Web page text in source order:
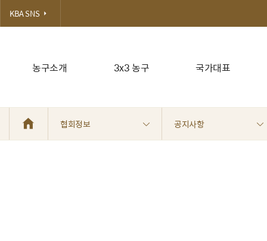
농구소개 3x3 농구 국가대표
KBA SNS
협회정보 공지사항